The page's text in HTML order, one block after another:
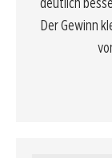
Der Gewinn